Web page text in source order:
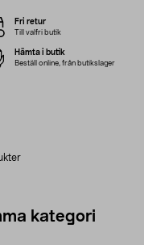
Fri retur
Till valfri butik
Hämta i butik
Beställ online, från butikslager
kategori